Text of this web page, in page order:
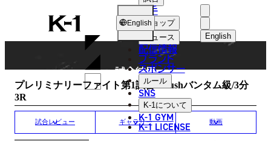
K-
1
English
選手
ショップ
ニュース
配信情報
ブランド
スポンサー
ルール
SNS
K-1について
K-1 GYM
K-1 LICENSE
English
MATCH RESULT
試合結果
プレリミナリーファイト第1試合/Krushバンタム級/3分
3R
試合レビュー ギャラリー 動画